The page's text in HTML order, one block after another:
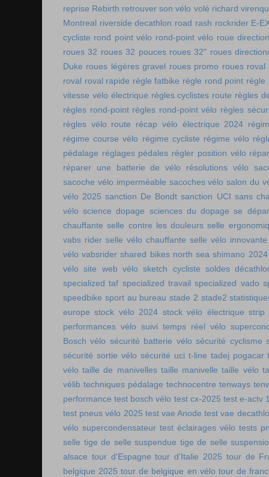
reprise Rebirth retrouver son vélo volé richard
Montreal riverside decathlon road rash rockrider E-
cycliste rond point vélo rond-point vélo roue
roues 32 roues 32 pouces roues 32" roues
Duke roues légères gravel roues promo roues roval
roval roval rapide règle fatbike règle rond point règle
vitesse vélo électrique règles cyclistes route règles
règles rond-point règles rond-point vélo règles
règles vélo route
récap vélo électrique 2024
régime course vélo régime cycliste régime vélo
pédalage réglages pédales régler position vélo
réparer une batterie de vélo
résolutions vélo
sacoche vélo imperméable sacoches vélo salon du
vélo 2025 sanction De Bondt sanction UCI sans
vélo science dopage sciences du dopage se
chauffante selle contre les douleurs selle
vabs rider selle vélo chauffante selle vélo innovante
vélo vabsrider shared bikes north sea shimano 2024
vélo site web vélo sketch cycliste soldes
specialized taf specialized travail specialized vado
speedbike sport au bureau stade 2 stade2
europe stock vélo 2024 stock vélo électrique strip
performances vélo suivi temps réel vélo
Bosch vélo sécurité batterie vélo sécurité cyclisme
sécurité sortie vélo sécurité uci t-line tadej pogacar
vélo taille de manivelles taille manivelle taille vélo
vélib techniques pédalage technocentre tenways
performance test bosch vélo test cx-2025 test e-actv
test pneus vélo 2025 test vae Anode test vae
vélo supercondensateur test éclairages vélo tests
selle tige de selle suspendue tige de selle
alsace tour d'Espagne tour d'Italie 2025 tour de
belgique 2025 tour de belgique en vélo tour de